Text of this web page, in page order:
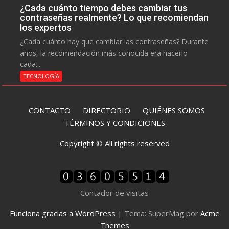
¿Cada cuánto tiempo debes cambiar tus
contraseñas realmente? Lo que recomiendan
los expertos
¿Cada cuánto hay que cambiar las contraseñas? Durante
años, la recomendación más conocida era hacerlo
cada...
TECNOLOGÍA
CONTACTO DIRECTORIO QUIÉNES SOMOS
TÉRMINOS Y CONDICIONES
Copyright © All rights reserved
Contador de visitas
Funciona gracias a WordPress | Tema: SuperMag por Acme
Themes